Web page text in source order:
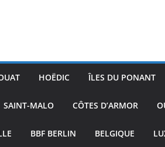
HOËDIC ÎLES DU PONANT
SAINT-MALO CÔTES D’ARMOR
BBF BERLIN BELGIQUE